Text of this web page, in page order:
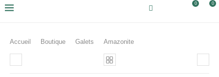
0 0
Accueil Boutique Galets Amazonite